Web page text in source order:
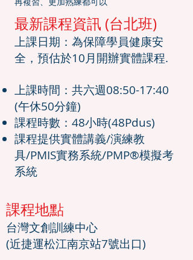
最新課程資訊 (台北班)
上課日期：為保障學員健康安
全，預估於10月開辦實體課程.
上課時間：共六週08:50-17:40
(午休50分鐘)
課程時數：48小時(48Pdus)
課程提供實體講義/演練教
具/PMIS實務系統/PMP®模擬考
系統
課程地點
台灣文創訓練中心
(近捷運松江南京站7號出口)